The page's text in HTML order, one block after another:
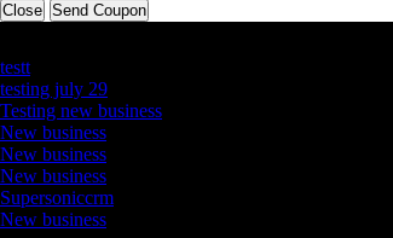
Close Send Coupon
testt
testing july 29
Testing new business
New business
New business
New business
Supersoniccrm
New business